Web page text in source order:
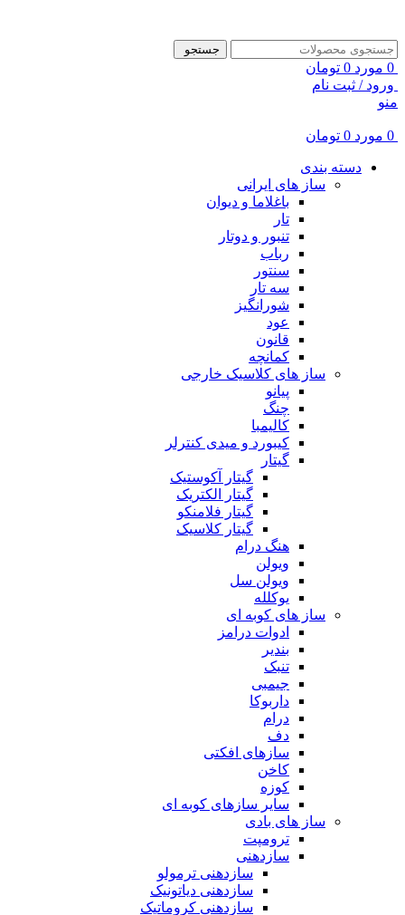
جستجو
0 مورد 0 تومان
ورود / ثبت نام
منو
0 مورد 0 تومان
دسته بندی
ساز های ایرانی
باغلاما و دیوان
تار
تنبور و دوتار
رباب
سنتور
سه تار
شورانگیز
عود
قانون
کمانچه
ساز های کلاسیک خارجی
پیانو
چنگ
کالیمبا
کیبورد و میدی کنترلر
گیتار
گیتار آکوستیک
گیتار الکتریک
گیتار فلامنکو
گیتار کلاسیک
هنگ درام
ویولن
ویولن سل
یوکلله
ساز های کوبه ای
ادوات درامز
بندیر
تنبک
جیمبی
داربوکا
درام
دف
سازهای افکتی
کاخن
کوزه
سایر سازهای کوبه ای
ساز های بادی
ترومپت
سازدهنی
سازدهنی ترمولو
سازدهنی دیاتونیک
سازدهنی کروماتیک